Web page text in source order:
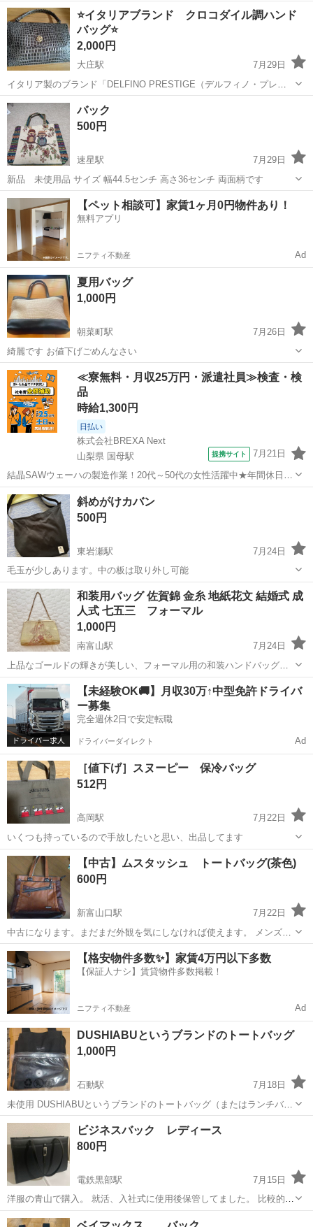
⭐イタリアブランド クロコダイル調ハンド
バッグ⭐
2,000円
大庄駅
7月29日
イタリア製のブランド「DELFINO PRESTIGE（デルフィノ・プレス
ティージュ）」のクロコダイル調ハンドバッグです。 デザイン: クラ
シカルなフラップ（蓋）付きのワンハンドルバッグにショルダースト
ラップも付属され...
富山 富山市 大庄駅
バック
500円
速星駅
7月29日
新品 未使用品 サイズ 幅44.5センチ 高さ36センチ 両面柄です
富山 富山市 速星駅 バッグ 新品
【ペット相談可】家賃1ヶ月0円物件あり！
無料アプリ
ニフティ不動産 Ad
夏用バッグ
1,000円
朝菜町駅
7月26日
綺麗です お値下げごめんなさい
富山 富山市 朝菜町駅 バッグ
≪寮無料・月収25万円・派遣社員≫検査・検
品
時給1,300円
日払い
株式会社BREXA Next
山梨県 国母駅
提携サイト 7月21日
結晶SAWウェーハの製造作業！20代～50代の女性活躍中★年間休日
120日＆土日祝休み！クリーンルーム内でのお仕事！日払い制度利用可
◎正社員登用制度あり！マイカー通勤可！《山梨県中巨摩郡昭和町》
人気の工場のお仕事 ◇結晶...
山梨 国母駅 その他
斜めがけカバン
500円
東岩瀬駅
7月24日
毛玉が少しあります。中の板は取り外し可能
富山 富山市 東岩瀬駅 バッグ カバン
和装用バッグ 佐賀錦 金糸 地紙花文 結婚式 成
人式 七五三 フォーマル
1,000円
南富山駅
7月24日
上品なゴールドの輝きが美しい、フォーマル用の和装ハンドバッグで
す。 金糸を贅沢に使用した佐賀錦の生地に、伝統的な地紙（扇面）と
華やかな花模様の刺繍が施された大変格調高いデザインです。 ゴール
ドを基調としながらも、上品で落ち着...
富山 富山市 南富山駅 バッグ 成人式
【未経験OK🚚】月収30万↑中型免許ドライバ
ー募集
完全週休2日で安定転職
ドライバーダイレクト Ad
［値下げ］スヌーピー 保冷バッグ
512円
高岡駅
7月22日
いくつも持っているので手放したいと思い、出品してます
富山 高岡市 高岡駅 バッグ スヌーピー
【中古】ムスタッシュ トートバッグ(茶色)
600円
新富山口駅
7月22日
中古になります。まだまだ外観を気にしなければ使えます。 メンズ向
け、合皮製。 サイズは内寸縦横約35cm 上部にファスナー付き、中は
表側にポケット2つ、裏側にファスナー付きポケット1つ。 表側裏側面
にそれぞれファスナー付きポ...
富山 富山市 新富山口駅 バッグ
【格安物件多数✨】家賃4万円以下多数
【保証人ナシ】賃貸物件多数掲載！
ニフティ不動産 Ad
DUSHIABUというブランドのトートバッグ
1,000円
石動駅
7月18日
未使用 DUSHIABUというブランドのトートバッグ（またはランチバッ
グ）です。 ​このブランドのバッグは、防水素材やキャンバス生地を使
用した手提げタイプの製品が多く販売されています。画像にある製品
には「Air Valve...
富山 小矢部市 石動駅 バッグ ブランド
ビジネスバック レディース
800円
電鉄黒部駅
7月15日
洋服の青山で購入。 就活、入社式に使用後保管してました。 比較的き
れいだと思います。 ●サイズ：約27.0×37.0×11.0cm ●素材：合皮・ナ
富山 黒部市 電鉄黒部駅